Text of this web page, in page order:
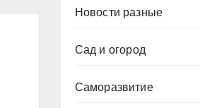
Новости разные
Сад и огород
Саморазвитие